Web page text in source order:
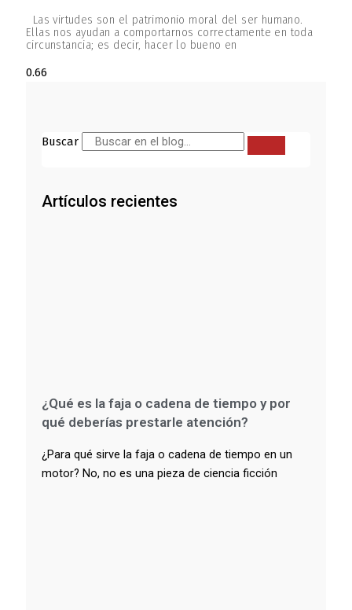
Las virtudes son el patrimonio moral del ser humano.
Ellas nos ayudan a comportarnos correctamente en toda
circunstancia; es decir, hacer lo bueno en
Buscar
Artículos recientes
¿Qué es la faja o cadena de tiempo y por
qué deberías prestarle atención?
¿Para qué sirve la faja o cadena de tiempo en un
motor? No, no es una pieza de ciencia ficción